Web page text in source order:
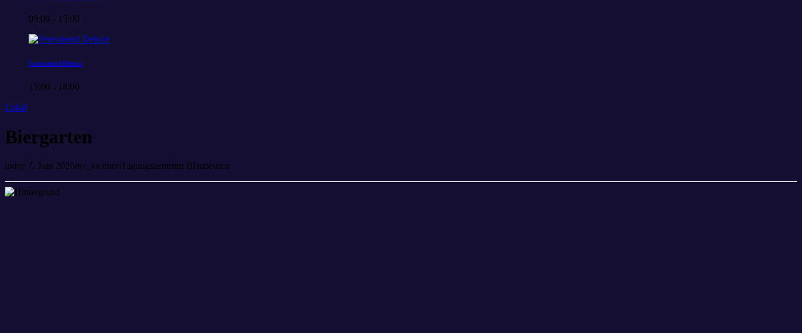
09:00 - 15:00
Feierabend Deluxe
15:00 - 18:00
Lokal
Biergarten
today 7. Juni 2026my_locationTagungszentrum Blaubeuren